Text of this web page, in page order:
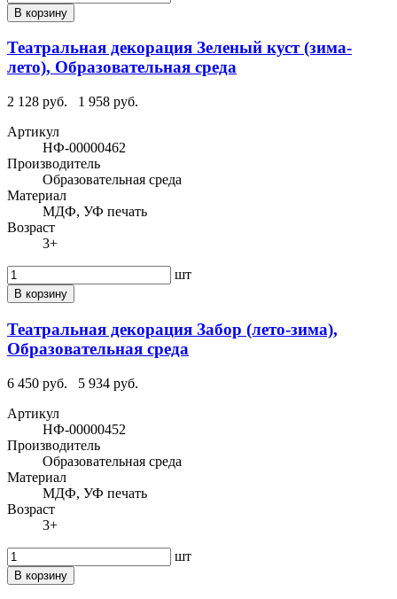
В корзину
Театральная декорация Зеленый куст (зима-
лето), Образовательная среда
2 128 руб.
1 958 руб.
Артикул
НФ-00000462
Производитель
Образовательная среда
Материал
МДФ, УФ печать
Возраст
3+
шт
В корзину
Театральная декорация Забор (лето-зима),
Образовательная среда
6 450 руб.
5 934 руб.
Артикул
НФ-00000452
Производитель
Образовательная среда
Материал
МДФ, УФ печать
Возраст
3+
шт
В корзину